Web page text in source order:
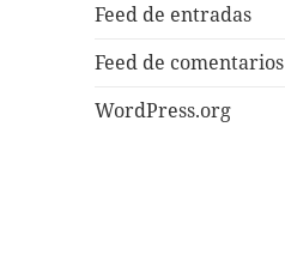
Feed de entradas
Feed de comentarios
WordPress.org